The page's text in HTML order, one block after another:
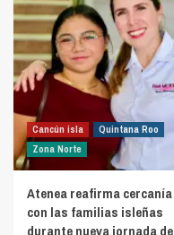
Cancún isla
Quintana Roo
Zona Norte
Atenea reafirma cercanía
con las familias isleñas
durante nueva jornada de